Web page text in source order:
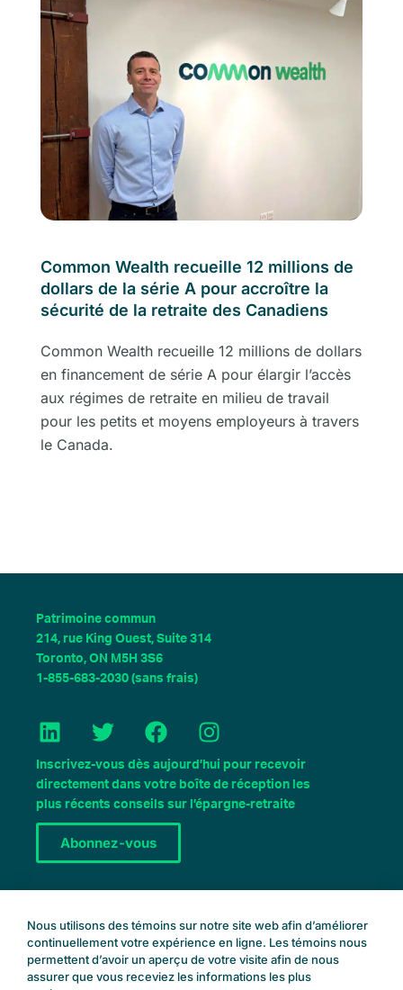
Common Wealth recueille 12 millions de
dollars de la série A pour accroître la
sécurité de la retraite des Canadiens
Common Wealth recueille 12 millions de dollars
en financement de série A pour élargir l’accès
aux régimes de retraite en milieu de travail
pour les petits et moyens employeurs à travers
le Canada.
Patrimoine commun
214, rue King Ouest, Suite 314
Toronto, ON M5H 3S6
1-855-683-2030 (sans frais)
L
i
n
k
e
d
I
T
w
i
t
t
e
r
F
a
c
e
b
o
o
I
n
s
t
a
Inscrivez-vous dès aujourd’hui pour recevoir
directement dans votre boîte de réception les
plus récents conseils sur l’épargne-retraite
Abonnez-vous
Nous utilisons des témoins sur notre site web afin d’améliorer
continuellement votre expérience en ligne. Les témoins nous
permettent d’avoir un aperçu de votre visite afin de nous
assurer que vous receviez les informations les plus